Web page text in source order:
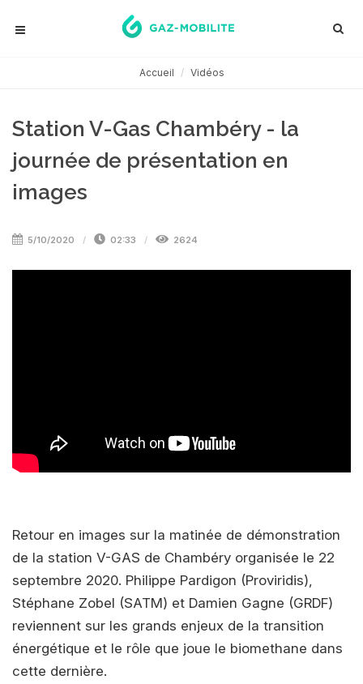
Accueil Vidéos
Station V-Gas Chambéry - la
journée de présentation en
images
5/10/2020 02:33 2624
Retour en images sur la matinée de démonstration
de la station V-GAS de Chambéry organisée le 22
septembre 2020. Philippe Pardigon (Proviridis),
Stéphane Zobel (SATM) et Damien Gagne (GRDF)
reviennent sur les grands enjeux de la transition
énergétique et le rôle que joue le biomethane dans
cette dernière.